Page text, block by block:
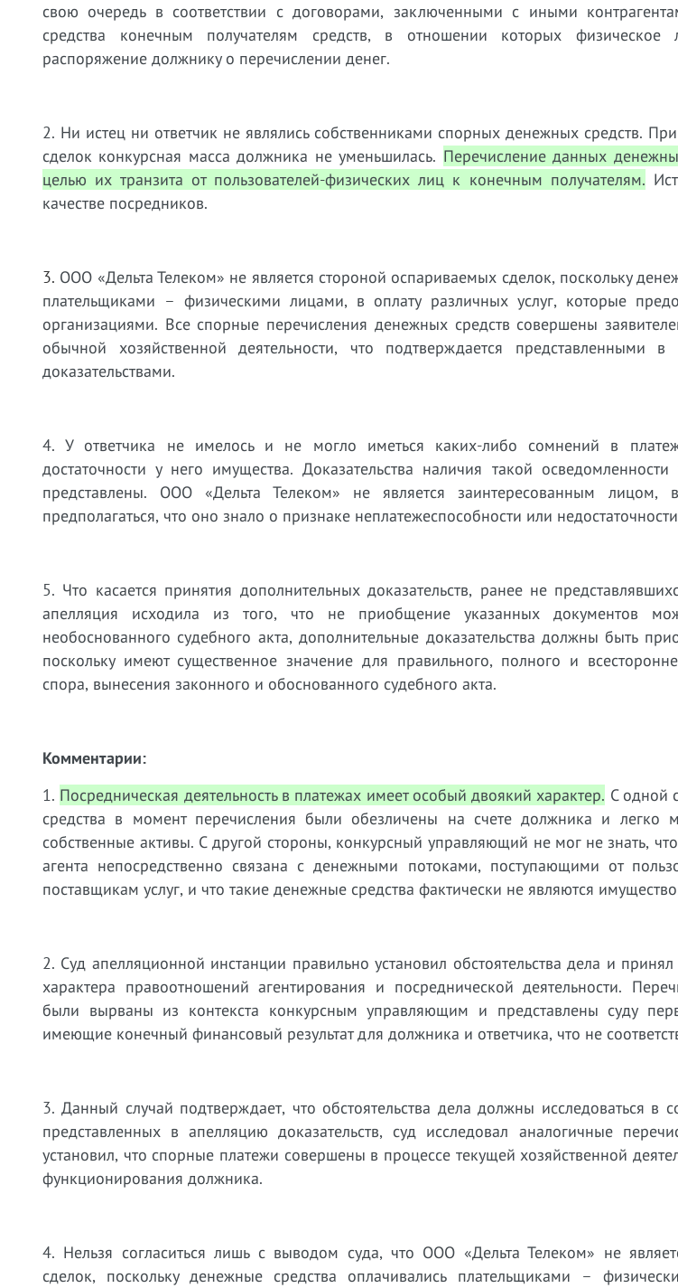
свою очередь в соответствии с договорами, заключенными с иными
средства конечным получателям средств, в отношении которых
распоряжение должнику о перечислении денег.
2. Ни истец ни ответчик не являлись собственниками спорных денежных средств.
сделок конкурсная масса должника не уменьшилась. Перечисление данных
целью их транзита от пользователей-физических лиц к конечным получателям.
качестве посредников.
3. ООО «Дельта Телеком» не является стороной оспариваемых сделок, поскольку
плательщиками – физическими лицами, в оплату различных услуг, которые
организациями. Все спорные перечисления денежных средств совершены
обычной хозяйственной деятельности, что подтверждается представленными
доказательствами.
4. У ответчика не имелось и не могло иметься каких-либо сомнений в
достаточности у него имущества. Доказательства наличия такой
представлены. ООО «Дельта Телеком» не является заинтересованным
предполагаться, что оно знало о признаке неплатежеспособности или
5. Что касается принятия дополнительных доказательств, ранее не
апелляция исходила из того, что не приобщение указанных документов
необоснованного судебного акта, дополнительные доказательства должны быть
поскольку имеют существенное значение для правильного, полного и
спора, вынесения законного и обоснованного судебного акта.
Комментарии:
1. Посредническая деятельность в платежах имеет особый двоякий характер. С одной
средства в момент перечисления были обезличены на счете должника и легко
собственные активы. С другой стороны, конкурсный управляющий не мог не знать,
агента непосредственно связана с денежными потоками, поступающими от
поставщикам услуг, и что такие денежные средства фактически не являются
2. Суд апелляционной инстанции правильно установил обстоятельства дела и
характера правоотношений агентирования и посреднической деятельности.
были вырваны из контекста конкурсным управляющим и представлены суду
имеющие конечный финансовый результат для должника и ответчика, что не
3. Данный случай подтверждает, что обстоятельства дела должны исследоваться в
представленных в апелляцию доказательств, суд исследовал аналогичные
установил, что спорные платежи совершены в процессе текущей хозяйственной
функционирования должника.
4. Нельзя согласиться лишь с выводом суда, что ООО «Дельта Телеком» не
сделок, поскольку денежные средства оплачивались плательщиками –